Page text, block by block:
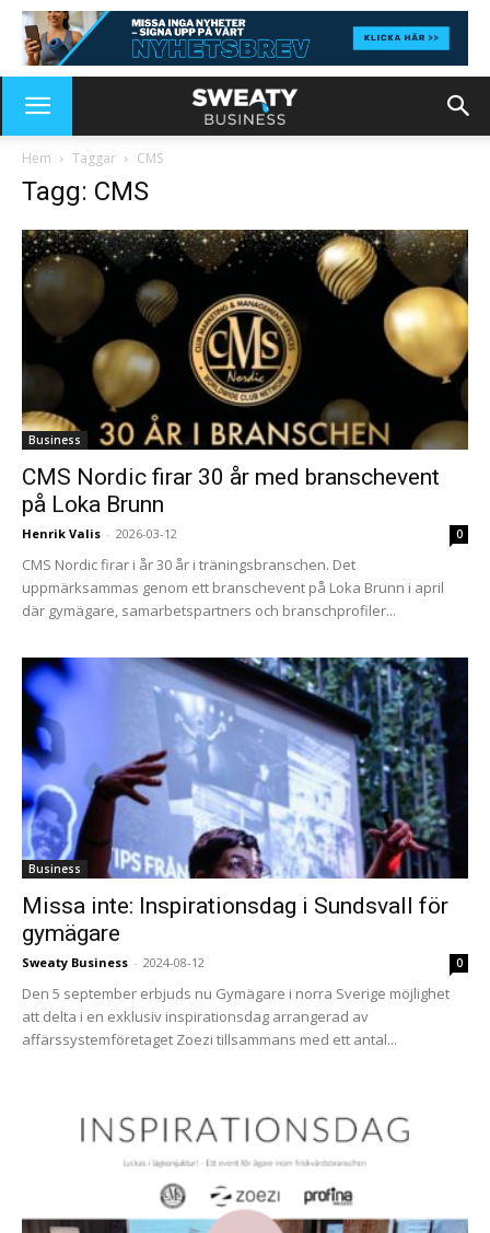
Hem Taggar CMS
Tagg: CMS
Business
CMS Nordic firar 30 år med branschevent
på Loka Brunn
Henrik Valis - 2026-03-12 0
CMS Nordic firar i år 30 år i träningsbranschen. Det
uppmärksammas genom ett branschevent på Loka Brunn i april
där gymägare, samarbetspartners och branschprofiler...
Business
Missa inte: Inspirationsdag i Sundsvall för
gymägare
Sweaty Business - 2024-08-12 0
Den 5 september erbjuds nu Gymägare i norra Sverige möjlighet
att delta i en exklusiv inspirationsdag arrangerad av
affärssystemföretaget Zoezi tillsammans med ett antal...